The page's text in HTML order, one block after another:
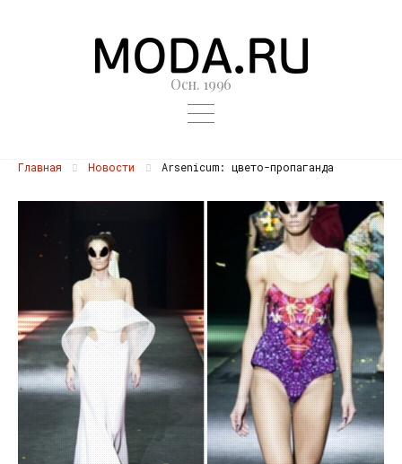
Осн. 1996
Главная Новости Arsenicum: цвето-пропаганда